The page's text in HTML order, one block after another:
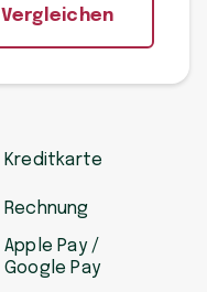
Vergleichen
Kreditkarte
Rechnung
Apple Pay /
Google Pay